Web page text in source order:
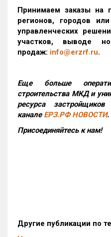
Принимаем заказы на
регионов, городов
управленческих
участков, выводе
продаж: info@erzrf.ru.
Еще больше
строительства МКД и
ресурса
канале ЕРЗ.РФ НОВОСТИ.
Присоединяйтесь к нам!
Другие публикации по